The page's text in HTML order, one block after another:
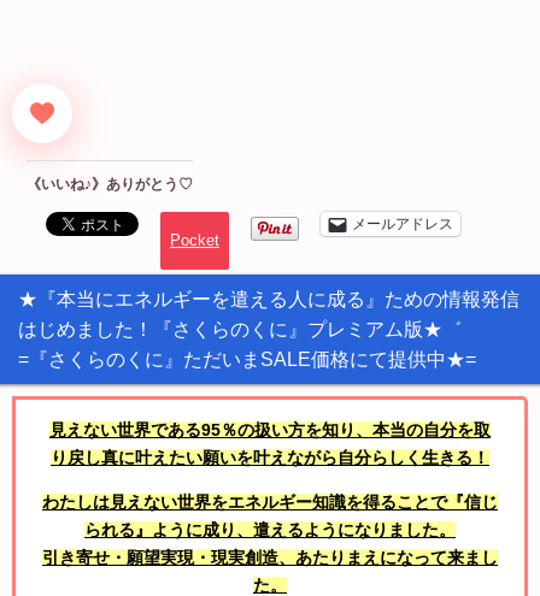
《いいね♪》ありがとう♡
Pocket
メールアドレス
★『本当にエネルギーを遣える人に成る』ための情報発信
はじめました！『さくらのくに』プレミアム版★゛
=『さくらのくに』ただいまSALE価格にて提供中★=
見えない世界である95％の扱い方を知り、本当の自分を取
り戻し真に叶えたい願いを叶えながら自分らしく生きる！
わたしは見えない世界をエネルギー知識を得ることで『信じ
られる』ように成り、遣えるようになりました。
引き寄せ・願望実現・現実創造、あたりまえになって来まし
た。